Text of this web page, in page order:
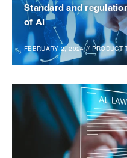
Standard and
of AI
FEBRUARY 2, 2024 // PRODUCT